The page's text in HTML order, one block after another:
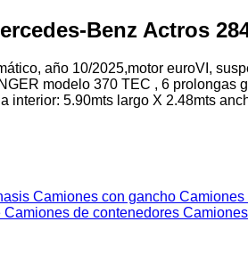
Benz Actros
año 10/2025,motor euroVI,
modelo 370 TEC , 6
interior: 5.90mts largo X 2.48mts
Camiones con gancho Camiones
Camiones de contenedores